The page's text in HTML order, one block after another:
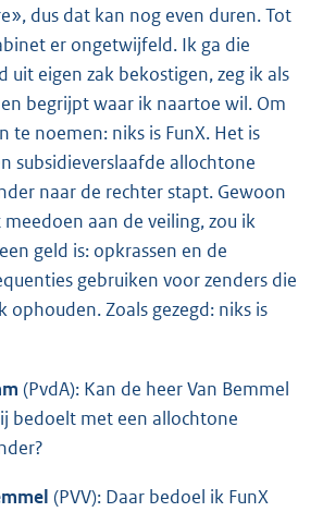
dus dat kan nog even duren. Tot
er ongetwijfeld. Ik ga die
uit eigen zak bekostigen, zeg ik als
begrijpt waar ik naartoe wil. Om
te noemen: niks is FunX. Het is
subsidieverslaafde allochtone
naar de rechter stapt. Gewoon
aan de veiling, zou ik
geld is: opkrassen en de
gebruiken voor zenders die
ophouden. Zoals gezegd: niks is
(PvdA): Kan de heer Van Bemmel
bedoelt met een allochtone
(PVV): Daar bedoel ik FunX